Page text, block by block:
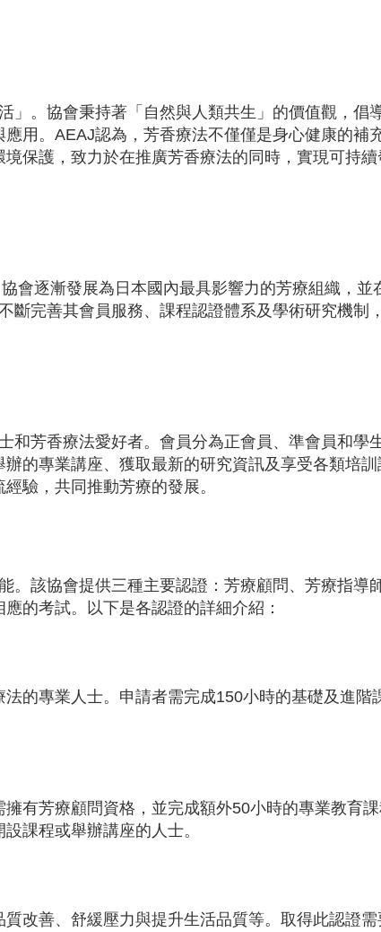
」。協會秉持著「自然與人類共生」的價值觀，倡
用。AEAJ認為，芳香療法不僅僅是身心健康的補
保護，致力於在推廣芳香療法的同時，實現可持
會逐漸發展為日本國內最具影響力的芳療組織，並
斷完善其會員服務、課程認證體系及學術研究機制
和芳香療法愛好者。會員分為正會員、準會員和學
的專業講座、獲取最新的研究資訊及享受各類培
驗，共同推動芳療的發展。
。該協會提供三種主要認證：芳療顧問、芳療指導
的考試。以下是各認證的詳細介紹：
的專業人士。申請者需完成150小時的基礎及進階
有芳療顧問資格，並完成額外50小時的專業教育
課程或舉辦講座的人士。
改善、舒緩壓力與提升生活品質等。取得此認證